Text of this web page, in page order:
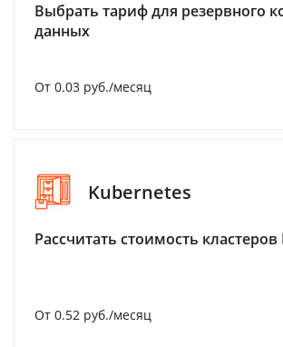
Выбрать тариф для резервного
данных
От 0.03 руб./месяц
Kubernetes
Рассчитать стоимость
От 0.52 руб./месяц